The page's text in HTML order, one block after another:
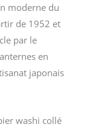
moderne du
de 1952 et
par le
en
japonais
washi collé